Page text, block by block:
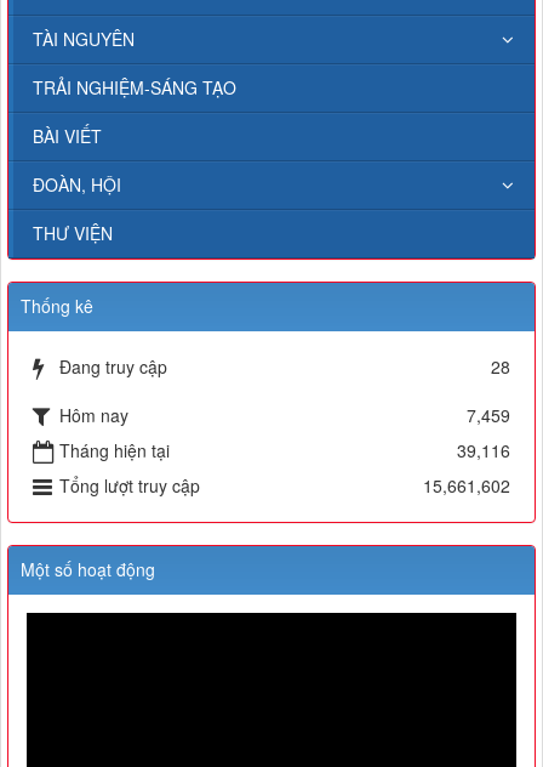
TÀI NGUYÊN
TRẢI NGHIỆM-SÁNG TẠO
BÀI VIẾT
ĐOÀN, HỘI
THƯ VIỆN
Thống kê
Đang truy cập
28
Hôm nay
7,459
Tháng hiện tại
39,116
Tổng lượt truy cập
15,661,602
Một số hoạt động